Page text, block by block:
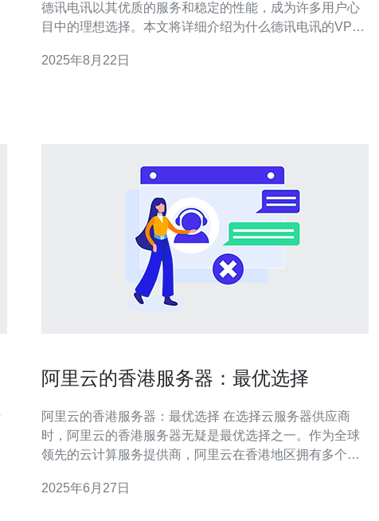
德讯电讯以其优质的服务和稳定的性能，成为许多用户心
目中的理想选择。本文将详细介绍为什么德讯电讯的VPS
的选择 在当前的市场环境中，许多用户在寻找便宜的VPS
2025年8月22日
阿里云的香港服务器：最优选择
阿里云的香港服务器：最优选择 在选择云服务器供应商
时，阿里云的香港服务器无疑是最优选择之一。作为全球
领先的云计算服务提供商，阿里云在香港地区拥有多个数
里云的香港服务器采用最先进的硬件设施和先进的网络技
2025年6月27日